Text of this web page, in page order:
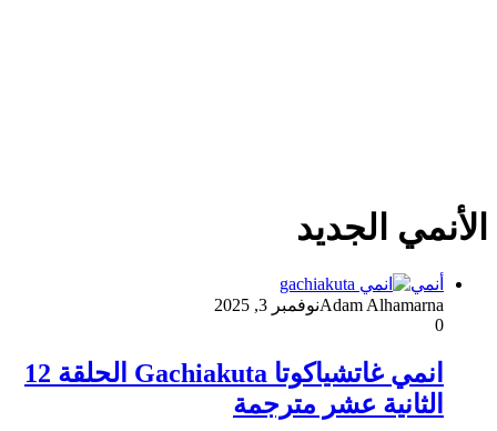
الأنمي الجديد
أنمي
Adam Alhamarnaنوفمبر 3, 2025
0
انمي غاتشياكوتا Gachiakuta الحلقة 12
الثانية عشر مترجمة